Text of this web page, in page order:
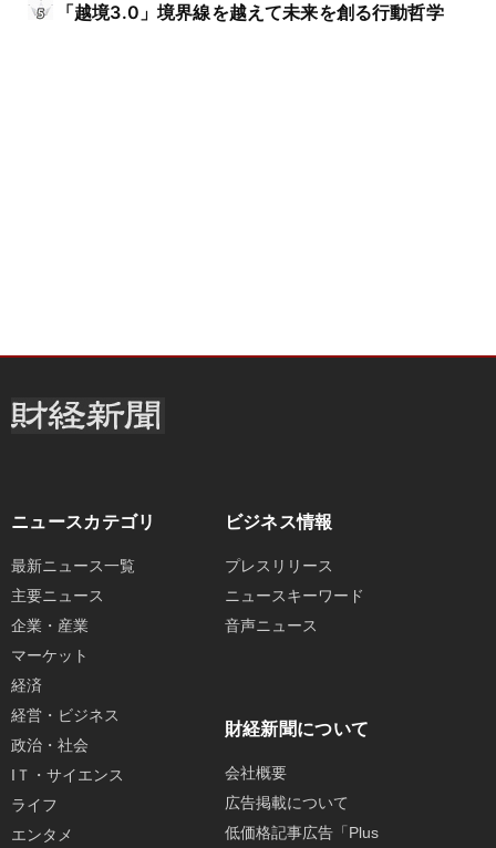
「越境3.0」境界線を越えて未来を創る行動哲学
ニュースカテゴリ
最新ニュース一覧
主要ニュース
企業・産業
マーケット
経済
経営・ビジネス
政治・社会
IＴ・サイエンス
ライフ
エンタメ
ビジネス情報
プレスリリース
ニュースキーワード
音声ニュース
財経新聞について
会社概要
広告掲載について
低価格記事広告「Plus